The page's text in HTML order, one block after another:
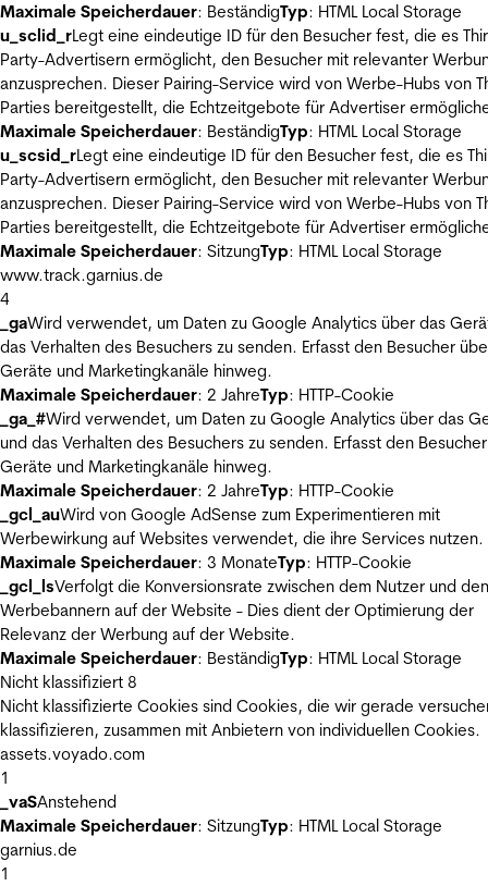
Maximale Speicherdauer: BeständigTyp: HTML Local Storage
u_sclid_rLegt eine eindeutige ID für den Besucher fest, die es
Party-Advertisern ermöglicht, den Besucher mit relevanter
anzusprechen. Dieser Pairing-Service wird von Werbe-Hubs von
Parties bereitgestellt, die Echtzeitgebote für Advertiser
Maximale Speicherdauer: BeständigTyp: HTML Local Storage
u_scsid_rLegt eine eindeutige ID für den Besucher fest, die es
Party-Advertisern ermöglicht, den Besucher mit relevanter
anzusprechen. Dieser Pairing-Service wird von Werbe-Hubs von
Parties bereitgestellt, die Echtzeitgebote für Advertiser
Maximale Speicherdauer: SitzungTyp: HTML Local Storage
www.track.garnius.de
4
_gaWird verwendet, um Daten zu Google Analytics über das
das Verhalten des Besuchers zu senden. Erfasst den Besucher
Geräte und Marketingkanäle hinweg.
Maximale Speicherdauer: 2 JahreTyp: HTTP-Cookie
_ga_#Wird verwendet, um Daten zu Google Analytics über das
und das Verhalten des Besuchers zu senden. Erfasst den
Geräte und Marketingkanäle hinweg.
Maximale Speicherdauer: 2 JahreTyp: HTTP-Cookie
_gcl_auWird von Google AdSense zum Experimentieren mit
Werbewirkung auf Websites verwendet, die ihre Services nutzen.
Maximale Speicherdauer: 3 MonateTyp: HTTP-Cookie
_gcl_lsVerfolgt die Konversionsrate zwischen dem Nutzer und den
Werbebannern auf der Website - Dies dient der Optimierung der
Relevanz der Werbung auf der Website.
Maximale Speicherdauer: BeständigTyp: HTML Local Storage
Nicht klassifiziert 8
Nicht klassifizierte Cookies sind Cookies, die wir gerade
klassifizieren, zusammen mit Anbietern von individuellen Cookies.
assets.voyado.com
1
_vaSAnstehend
Maximale Speicherdauer: SitzungTyp: HTML Local Storage
garnius.de
1